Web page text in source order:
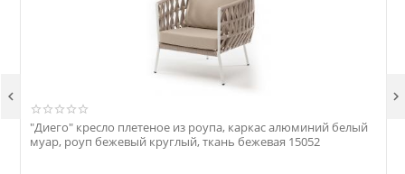
"Диего" кресло плетеное из роупа, каркас алюминий белый
муар, роуп бежевый круглый, ткань бежевая 15052
 